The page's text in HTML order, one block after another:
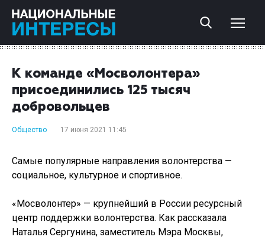
К команде «Мосволонтера»
присоединились 125 тысяч
добровольцев
Общество 17 июня 2021 11:45
Самые популярные направления волонтерства —
социальное, культурное и спортивное.
«Мосволонтер» — крупнейший в России ресурсный
центр поддержки волонтерства. Как рассказала
Наталья Сергунина, заместитель Мэра Москвы,